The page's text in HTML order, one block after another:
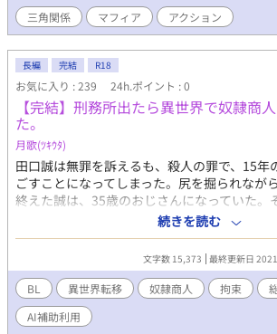
入ったらしいフェイから熱烈なアプローチを
だましていたことの悔恨から、だれかに自分
抵抗感や、普通に幸せになることへの罪悪感
いつつも、いつかだれかを好きになり、だれ
きになってもらいたいという願望から、自分
向き合う猶予期間を設けることにする。 水聖
ところでソラは、シュニャを手中に収めよう
られ、この世界の恐るべき秘密を知ることに
っかけにフェイの知らない一面を知ったこと
をしてしまい、一度は近づいていた二人の距
だが――。
しようか悩んでいたところ、街で幼い頃に出
する。しかしロミオはローザレジーナの警察
一員だった。 お互いの正体を知らないまま
ていく二人。しかし、ジュリアーノを溺愛す
それをよく思っておらず、二人を引き裂こう
に、敵対するミラベッラファミリーとの抗争
ていき、ジュリアーノも争いに巻き込まれ……
実攻め×強気美人受け】 ◆注意事項 当作品に
の反社会的描写がありますので、嫌悪を覚え
下さい。 また、この作品はこれらの犯罪行為
ありません。 メインCP以外にもその他CPあ
三角関係
マフィア アクション
長編 完結 R18
お気に入り : 239 24h.ポイント : 0
【完結】刑務所出たら異世界で奴隷商
た。
月歌(ﾂｷｳﾀ)
田口誠は無罪を訴えるも、殺人の罪で、15年
ごすことになってしまった。尻を掘られなが
終えた誠は、35歳のおじさんになっていた。
やりたいことがあった。それは、風俗店で女
だが、刑務所の高い塀をくぐった先には、異
続きを読む
文字数 15,373 最終更新日
BL 異世界転移 奴隷商人 拘束
AI補助利用